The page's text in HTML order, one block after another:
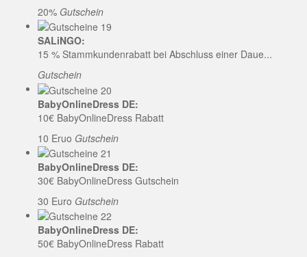
20% Gutschein
SALiNGO:
15 % Stammkundenrabatt bei Abschluss einer Daue...
Gutschein
BabyOnlineDress DE:
10€ BabyOnlineDress Rabatt
10 Eruo Gutschein
BabyOnlineDress DE:
30€ BabyOnlineDress Gutschein
30 Euro Gutschein
BabyOnlineDress DE:
50€ BabyOnlineDress Rabatt